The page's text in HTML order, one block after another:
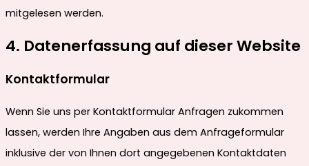
mitgelesen werden.
4. Datenerfassung auf dieser Website
Kontaktformular
Wenn Sie uns per Kontaktformular Anfragen zukommen
lassen, werden Ihre Angaben aus dem Anfrageformular
inklusive der von Ihnen dort angegebenen Kontaktdaten